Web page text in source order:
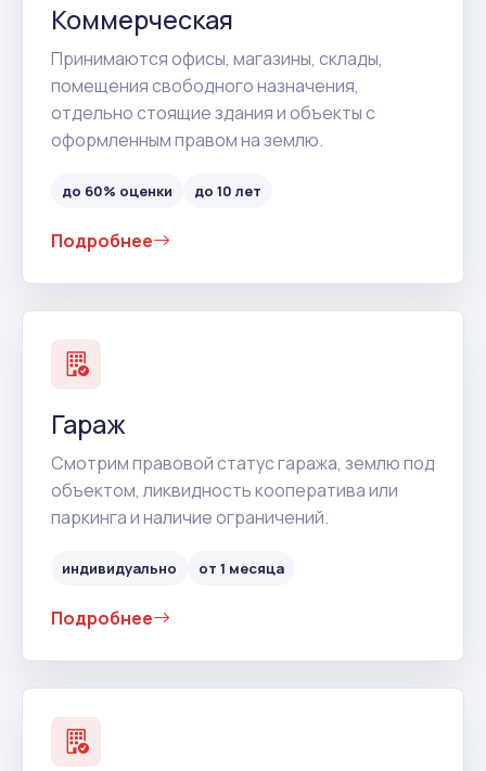
Коммерческая
Принимаются офисы, магазины, склады,
помещения свободного назначения,
отдельно стоящие здания и объекты с
оформленным правом на землю.
до 60% оценки до 10 лет
Подробнее
Гараж
Смотрим правовой статус гаража, землю под
объектом, ликвидность кооператива или
паркинга и наличие ограничений.
индивидуально от 1 месяца
Подробнее